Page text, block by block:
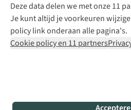
Deze data delen we met onze 11
Je kunt altijd je voorkeuren
policy link onderaan alle pagina's.
Cookie policy en 11 partners